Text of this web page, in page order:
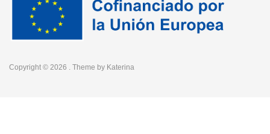
Copyright © 2026 . Theme by Katerina